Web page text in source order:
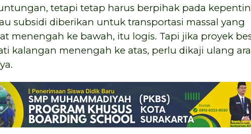
tetapi tetap harus berpihak pada
subsidi diberikan untuk transportasi massal yang
menengah ke bawah, itu logis. Tapi jika proyek
kalangan menengah ke atas, perlu dikaji ulang